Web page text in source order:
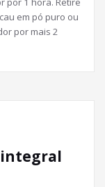
em pó puro ou
por mais 2
integral